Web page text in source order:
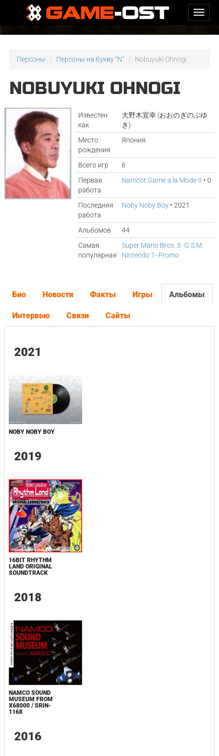
Персоны Персоны на букву "N" Nobuyuki Ohnogi
NOBUYUKI OHNOGI
Известен
как
大野木宜幸 (おおのぎのぶゆ
き)
Место
рождения
Япония
Всего игр
6
Первая
работа
Namcot Game a la Mode II • 0
Последняя
работа
Noby Noby Boy • 2021
Альбомов
44
Самая
популярная
Super Mario Bros. 3 -G.S.M.
Nintendo 1- Promo
Био Новости Факты Игры Альбомы
Интервью Связи Сайты
2021
NOBY NOBY BOY
2019
16BIT RHYTHM
LAND ORIGINAL
SOUNDTRACK
2018
NAMCO SOUND
MUSEUM FROM
X68000 / SRIN-
1168
2016